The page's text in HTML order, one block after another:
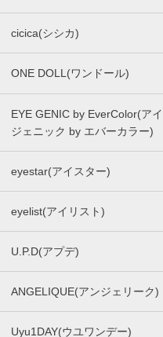
cicica(シシカ)
ONE DOLL(ワンドール)
EYE GENIC by EverColor(アイ
ジェニック by エバーカラー)
eyestar(アイスター)
eyelist(アイリスト)
U.P.D(アプデ)
ANGELIQUE(アンジェリーク)
Uyu1DAY(ウユワンデー)